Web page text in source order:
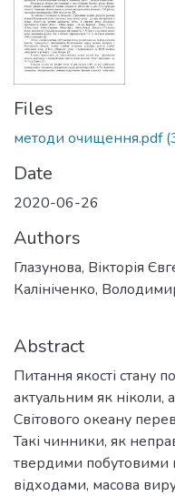
Files
методи очищення.pdf
Date
2020-06-26
Authors
Глазунова, Вікторія
Калініченко,
Abstract
Питання якості стану
актуальним як ніколи,
Світового океану
Такі чинники, як
твердими побутовими
відходами, масова